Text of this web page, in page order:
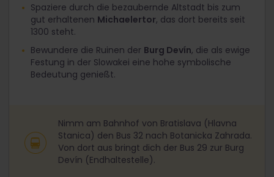
Spaziere durch die bezaubernde Altstadt bis zum
gut erhaltenen Michaelertor, das dort bereits seit
1300 steht.
Bewundere die Ruinen der Burg Devín, die als ewige
Festung in der Slowakei eine hohe symbolische
Bedeutung genießt.
Nimm am Bahnhof von Bratislava (Hlavna
Stanica) den Bus 32 nach Botanicka Zahrada.
Von dort aus bringt dich der Bus 29 zur Burg
Devín (Endhaltestelle).